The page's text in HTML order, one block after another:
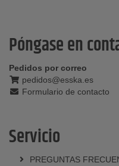
Póngase en
Pedidos por correo
pedidos@esska.es
Formulario de contacto
Servicio
PREGUNTAS